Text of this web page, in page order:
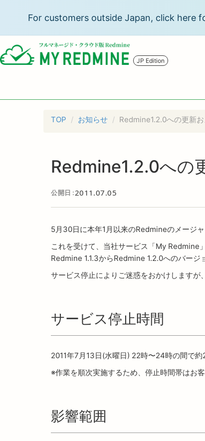
For customers outside Japan, click here
JP Edition
TOP お知らせ Redmine1.2.0への更新
Redmine1.2.0への
公開日 2011.07.05
5月30日に本年1月以来のRedmineのメージ
これを受けて、当社サービス「My Redmine
Redmine 1.1.3からRedmine 1.2.0へのバージ
サービス停止によりご迷惑をおかけしますが
サービス停止時間
2011年7月13日(水曜日) 22時〜24時の間で約
※作業を順次実施するため、停止時間帯はお
影響範囲